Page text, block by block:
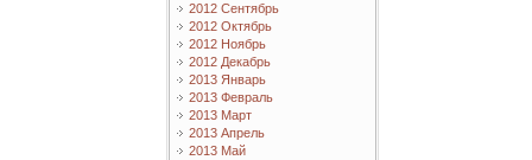
2012 Сентябрь
2012 Октябрь
2012 Ноябрь
2012 Декабрь
2013 Январь
2013 Февраль
2013 Март
2013 Апрель
2013 Май